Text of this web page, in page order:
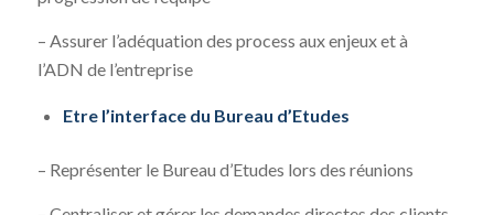
– Assurer l’adéquation des process aux enjeux et à
l’ADN de l’entreprise
Etre l’interface du Bureau d’Etudes
– Représenter le Bureau d’Etudes lors des réunions